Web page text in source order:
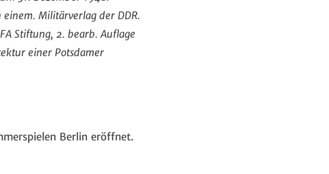
Militärverlag der DDR.
Stiftung, 2. bearb. Auflage
einer Potsdamer
Berlin eröffnet.